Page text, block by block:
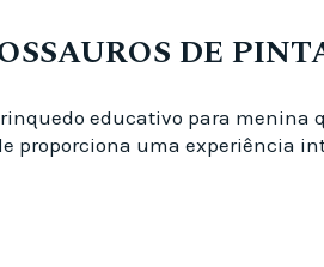
DE
educativo para
proporciona uma experiência